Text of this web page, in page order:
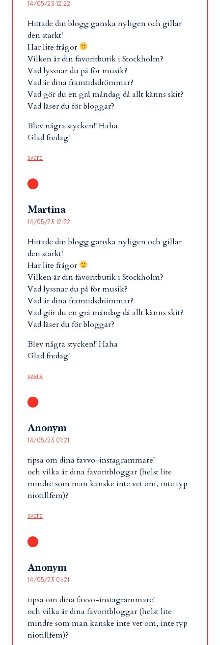
14/05/23 12:22
Hittade din blogg ganska nyligen och gillar
den starkt!
Har lite frågor
Vilken är din favoritbutik i Stockholm?
Vad lyssnar du på för musik?
Vad är dina framtidsdrömmar?
Vad gör du en grå måndag då allt känns skit?
Vad läser du för bloggar?
Blev några stycken!! Haha
Glad fredag!
svara
Martina
14/05/23 12:22
Hittade din blogg ganska nyligen och gillar
den starkt!
Har lite frågor
Vilken är din favoritbutik i Stockholm?
Vad lyssnar du på för musik?
Vad är dina framtidsdrömmar?
Vad gör du en grå måndag då allt känns skit?
Vad läser du för bloggar?
Blev några stycken!! Haha
Glad fredag!
svara
Anonym
14/05/23 01:21
tipsa om dina favvo-instagrammare!
och vilka är dina favoritbloggar (helst lite
mindre som man kanske inte vet om, inte typ
niotillfem)?
svara
Anonym
14/05/23 01:21
tipsa om dina favvo-instagrammare!
och vilka är dina favoritbloggar (helst lite
mindre som man kanske inte vet om, inte typ
niotillfem)?